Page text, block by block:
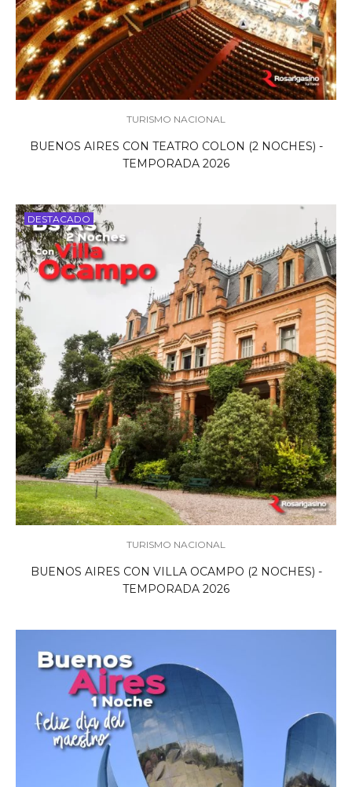
TURISMO NACIONAL
BUENOS AIRES CON TEATRO COLON (2 NOCHES) -
TEMPORADA 2026
DESTACADO
TURISMO NACIONAL
BUENOS AIRES CON VILLA OCAMPO (2 NOCHES) -
TEMPORADA 2026